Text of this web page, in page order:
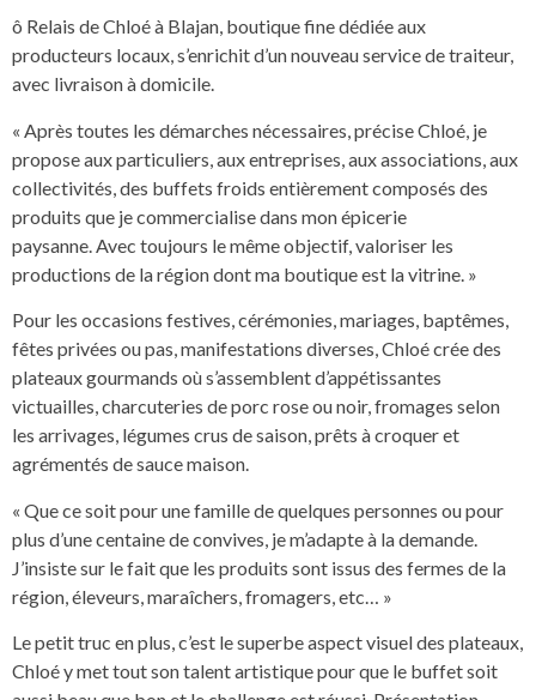
ô Relais de Chloé à Blajan, boutique fine dédiée aux
producteurs locaux, s’enrichit d’un nouveau service de traiteur,
avec livraison à domicile.
« Après toutes les démarches nécessaires, précise Chloé, je
propose aux particuliers, aux entreprises, aux associations, aux
collectivités, des buffets froids entièrement composés des
produits que je commercialise dans mon épicerie
paysanne. Avec toujours le même objectif, valoriser les
productions de la région dont ma boutique est la vitrine. »
Pour les occasions festives, cérémonies, mariages, baptêmes,
fêtes privées ou pas, manifestations diverses, Chloé crée des
plateaux gourmands où s’assemblent d’appétissantes
victuailles, charcuteries de porc rose ou noir, fromages selon
les arrivages, légumes crus de saison, prêts à croquer et
agrémentés de sauce maison.
« Que ce soit pour une famille de quelques personnes ou pour
plus d’une centaine de convives, je m’adapte à la demande.
J’insiste sur le fait que les produits sont issus des fermes de la
région, éleveurs, maraîchers, fromagers, etc… »
Le petit truc en plus, c’est le superbe aspect visuel des plateaux,
Chloé y met tout son talent artistique pour que le buffet soit